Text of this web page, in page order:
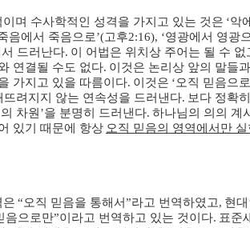
이며 수사학적인 성격을 가지고 있는 것은 ‘악
음에서 죽음으로’(고후2:16), ‘영광에서 영광
드러난다. 이 어법은 위치상 주어는 될 수 없
연결될 수도 없다. 이것은 논리상 앞의 말들
가지고 있을 따름이다. 이것은 ‘오직 믿음으로
뜨려지지 않는 연속성을 드러낸다. 보다 정확
차원 ’을 분명히 드러낸다. 하나님의 의의 계
있기 때문에 항상 오직 믿음의 영역에서만 실
은 “오직 믿음을 통해서”라고 번역하였고, 현
음으로만”이라고 번역하고 있는 것이다. 표준